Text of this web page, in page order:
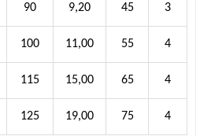
90 9,20 45 3
100 11,00 55 4
115 15,00 65 4
125 19,00 75 4